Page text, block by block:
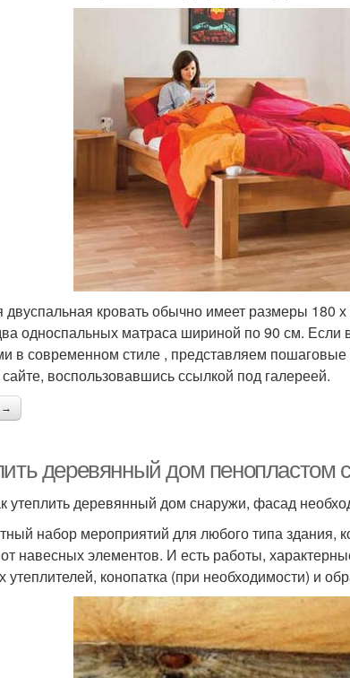
двуспальная кровать обычно имеет размеры 180
односпальных матраса шириной по 90 см. Если
в современном стиле , представляем
сайте, воспользовавшись ссылкой под галереей.
→
деревянный дом пенопластом
утеплить деревянный дом снаружи, фасад
набор мероприятий для любого типа здания,
навесных элементов. И есть работы,
конопатка (при необходимости) и